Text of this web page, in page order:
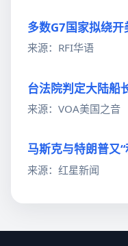
多数G7国家拟绕
来源：RFI华语
台法院判定大陆船
来源：VOA美国之音
马斯克与特朗普又“
来源：红星新闻